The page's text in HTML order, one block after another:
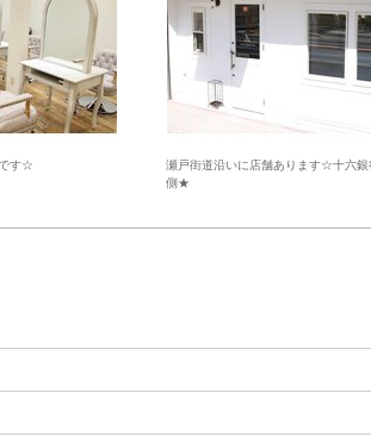
す☆
瀬戸街道沿いに店舗あります☆十六銀
側★